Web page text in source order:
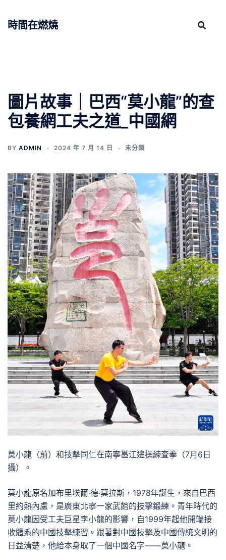
時間在燃燒
圖片故事｜巴西“莫小龍”的查
包養網工夫之道_中國網
BY ADMIN 2024 年 7 月 14 日 未分類
莫小龍（前）和技擊同仁在南寧邕江邊操練查拳（7月6日
攝）。
莫小龍原名加布里埃爾·德·莫拉斯，1978年誕生，來自巴西
里約熱內盧，是廣東北寧一家武館的技擊鍛練。青年時代的
莫小龍因受工夫巨星李小龍的影響，自1999年起他開端接
收體系的中國技擊練習。跟著對中國技擊及中國傳統文明的
日益清楚，他給本身取了一個中國名字——莫小龍。